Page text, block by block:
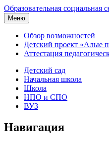
Образовательная социальная
Меню
Обзор возможностей
Детский проект «Алые
Аттестация
Детский сад
Начальная школа
Школа
НПО и СПО
ВУЗ
Навигация